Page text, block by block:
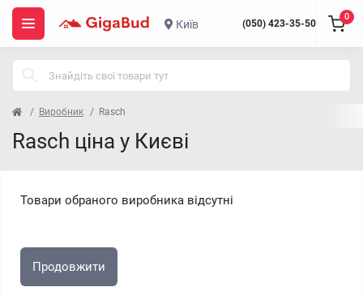
Київ (050) 423-35-50
0
Виробник Rasch
Rasch ціна у Києві
Товари обраного виробника відсутні
Продовжити